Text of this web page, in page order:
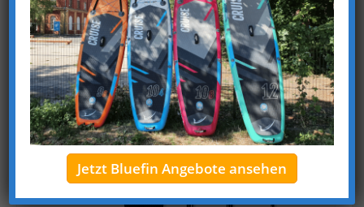
Blatt
Nylon (Polyamid)
Schaft
Carbon
Paddellänge
165 - 210 cm
Gewicht
702,5 g
weitere Features
Anti-Twist-System, mit Längenskala
Jetzt Bluefin Angebote ansehen